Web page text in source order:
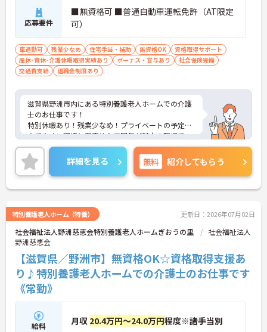
応募要件
■無資格可 ■普通自動車運転免許（AT限定
可）
車通勤可 残業少なめ 住宅手当・補助 無資格OK
資格取得サポート
産休･育休･介護休暇取得実績あり
ボーナス・賞与あり
社会保険完備
交通費支給
退職金制度あり
滋賀県野洲市内にある特別養護老人ホームでの介護
士のお仕事です！
特別休暇あり！残業少なめ！プライベートの予定も
立てやすい環境と家庭的な雰囲気が魅力の職場で
す！
ご興味ある方には、面接のポイントなど、さらに詳
細をお話致しますのでお気軽にご相談ください。
詳細を見る 無料 紹介してもらう
特別養護老人ホーム（特養） 更新日：2026年07月02日
社会福祉法人野洲慈恵会特別養護老人ホームぎおうの里
社会福祉法人
野洲慈恵会
【滋賀県／野洲市】無資格OK☆資格取得支援あ
り♪特別養護老人ホームでの介護士のお仕事です
《常勤》
給料 月収 20.4万円～24.0万円程度※諸手当別